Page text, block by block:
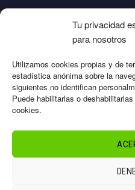
Tu privacidad
para nosotros
Utilizamos cookies propias y de
estadística anónima sobre la
siguientes no identifican
Puede habilitarlas o
cookies.